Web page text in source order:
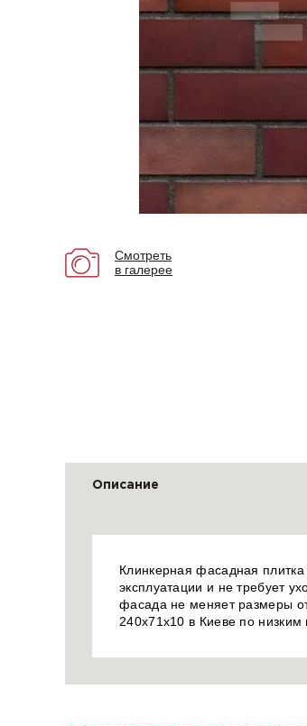
Смотреть
в галерее
Описание
Клинкерная фасадная
эксплуатации и не требует
фасада не меняет размеры
240x71x10 в Киеве по